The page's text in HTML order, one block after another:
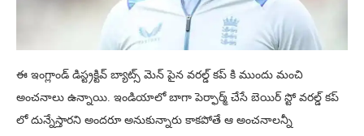
ఈ ఇంగ్లాండ్ డిస్ట్రక్టివ్ బ్యాట్స్ మెన్ పైన వరల్డ్ కప్ కి ముందు మంచి
అంచనాలు ఉన్నాయి. ఇండియాలో బాగా పెర్ఫార్మ్ చేసే బెయిర్ స్టో వరల్డ్ కప్
లో దున్నేస్తారని అందరూ అనుకున్నారు కాకపోతే ఆ అంచనాలన్నీ